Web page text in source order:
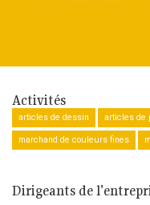
Activités
articles de dessin articles de
marchand de couleurs fines
Dirigeants de